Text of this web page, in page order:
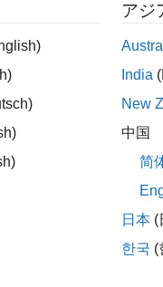
FRDM-K64F Board
Support Package
released) of the push
the PTC6 pin on the
block outputs
.
アジ
India
New
中国
简
日本 (
한국 (